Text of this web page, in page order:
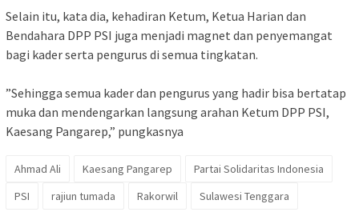
‎Selain itu, kata dia, kehadiran Ketum, Ketua Harian dan
Bendahara DPP PSI juga menjadi magnet dan penyemangat
bagi kader serta pengurus di semua tingkatan.
‎”Sehingga semua kader dan pengurus yang hadir bisa bertatap
muka dan mendengarkan langsung arahan Ketum DPP PSI,
Kaesang Pangarep,” pungkasnya
Ahmad Ali Kaesang Pangarep
Partai Solidaritas Indonesia
PSI
rajiun tumada Rakorwil Sulawesi Tenggara